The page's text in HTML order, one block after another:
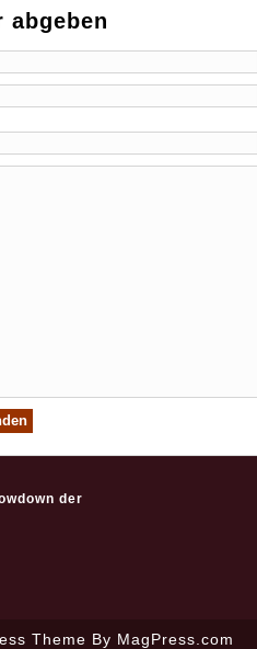
abgeben
der
Theme By MagPress.com